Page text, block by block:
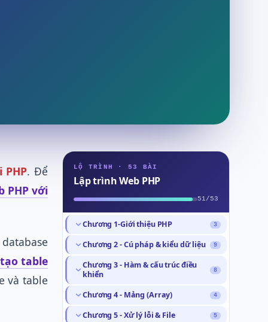
. Để
PHP với
table
và table
LỘ TRÌNH · 53 BÀI
Lập trình Web PHP
51/53
Chương 1-Giới thiệu PHP 3
1
Giới thiệu môn học Lập trình Web
2
PHP là gì? Đặc điểm của ngôn ngữ
Cài đặt môi trường lập trình Web
PHP với XAMPP
Chương 2 - Cú pháp & kiểu dữ liệu 9
4
Cú pháp (syntax) và các thành phần
cơ bản trong PHP
5
Sự khác nhau giữa echo và print
trong PHP
Chương 3 - Hàm & cấu trúc điều
khiển
8
13 Xây dựng và sử dụng hàm (function)
Chương 4 - Mảng (Array) 4
21 Cách tạo mảng (array) và thao tác
Chương 5 - Xử lý lỗi & File 5